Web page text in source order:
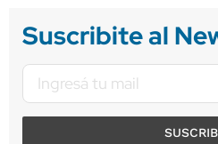
Suscribite al